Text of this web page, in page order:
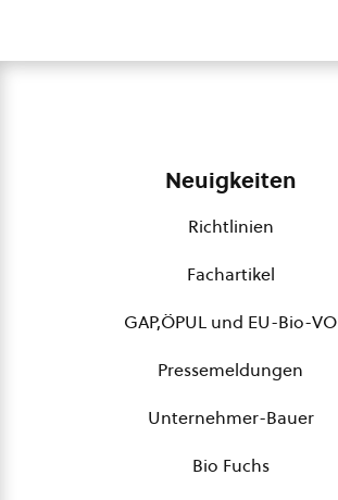
Neuigkeiten
Richtlinien
Fachartikel
GAP,ÖPUL und EU-Bio-VO
Pressemeldungen
Unternehmer-Bauer
Bio Fuchs